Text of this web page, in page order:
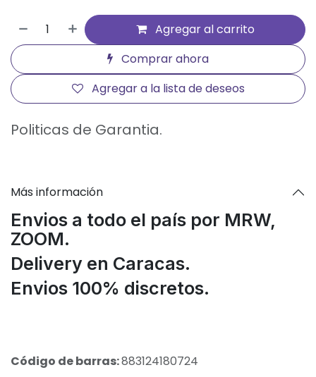
Agregar al carrito
Comprar ahora
Agregar a la lista de deseos
Politicas de Garantia.
Más información
Envios a todo el país por MRW,
ZOOM.
Delivery en Caracas.
Envios 100% discretos.
Código de barras:883124180724